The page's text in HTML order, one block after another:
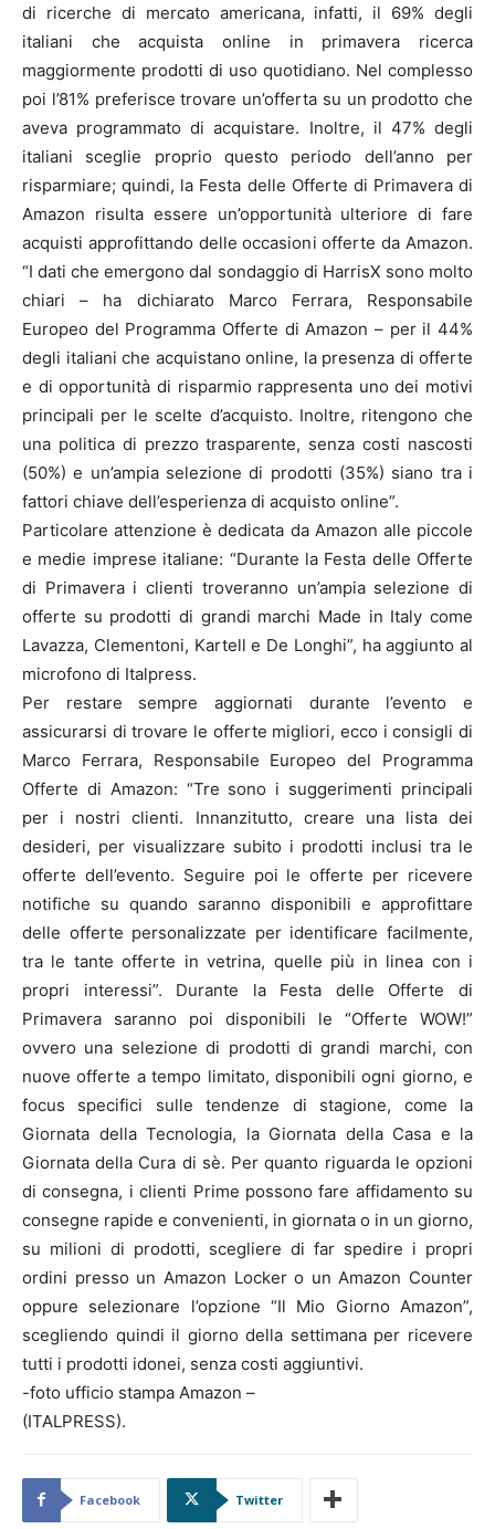
di ricerche di mercato americana, infatti, il 69% degli
italiani che acquista online in primavera ricerca
maggiormente prodotti di uso quotidiano. Nel complesso
poi l’81% preferisce trovare un’offerta su un prodotto che
aveva programmato di acquistare. Inoltre, il 47% degli
italiani sceglie proprio questo periodo dell’anno per
risparmiare; quindi, la Festa delle Offerte di Primavera di
Amazon risulta essere un’opportunità ulteriore di fare
acquisti approfittando delle occasioni offerte da Amazon.
“I dati che emergono dal sondaggio di HarrisX sono molto
chiari – ha dichiarato Marco Ferrara, Responsabile
Europeo del Programma Offerte di Amazon – per il 44%
degli italiani che acquistano online, la presenza di offerte
e di opportunità di risparmio rappresenta uno dei motivi
principali per le scelte d’acquisto. Inoltre, ritengono che
una politica di prezzo trasparente, senza costi nascosti
(50%) e un’ampia selezione di prodotti (35%) siano tra i
fattori chiave dell’esperienza di acquisto online”.
Particolare attenzione è dedicata da Amazon alle piccole
e medie imprese italiane: “Durante la Festa delle Offerte
di Primavera i clienti troveranno un’ampia selezione di
offerte su prodotti di grandi marchi Made in Italy come
Lavazza, Clementoni, Kartell e De Longhi”, ha aggiunto al
microfono di Italpress.
Per restare sempre aggiornati durante l’evento e
assicurarsi di trovare le offerte migliori, ecco i consigli di
Marco Ferrara, Responsabile Europeo del Programma
Offerte di Amazon: “Tre sono i suggerimenti principali
per i nostri clienti. Innanzitutto, creare una lista dei
desideri, per visualizzare subito i prodotti inclusi tra le
offerte dell’evento. Seguire poi le offerte per ricevere
notifiche su quando saranno disponibili e approfittare
delle offerte personalizzate per identificare facilmente,
tra le tante offerte in vetrina, quelle più in linea con i
propri interessi”. Durante la Festa delle Offerte di
Primavera saranno poi disponibili le “Offerte WOW!”
ovvero una selezione di prodotti di grandi marchi, con
nuove offerte a tempo limitato, disponibili ogni giorno, e
focus specifici sulle tendenze di stagione, come la
Giornata della Tecnologia, la Giornata della Casa e la
Giornata della Cura di sè. Per quanto riguarda le opzioni
di consegna, i clienti Prime possono fare affidamento su
consegne rapide e convenienti, in giornata o in un giorno,
su milioni di prodotti, scegliere di far spedire i propri
ordini presso un Amazon Locker o un Amazon Counter
oppure selezionare l’opzione “Il Mio Giorno Amazon”,
scegliendo quindi il giorno della settimana per ricevere
tutti i prodotti idonei, senza costi aggiuntivi.
-foto ufficio stampa Amazon –
(ITALPRESS).
Facebook Twitter